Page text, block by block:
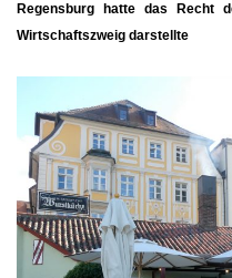
Regensburg hatte das Recht
Wirtschaftszweig darstellte